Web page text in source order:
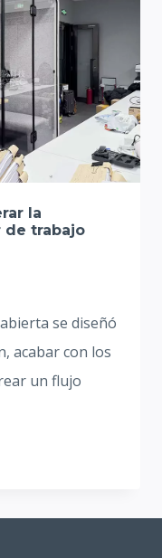
la
de trabajo
se diseñó
acabar con los
un flujo